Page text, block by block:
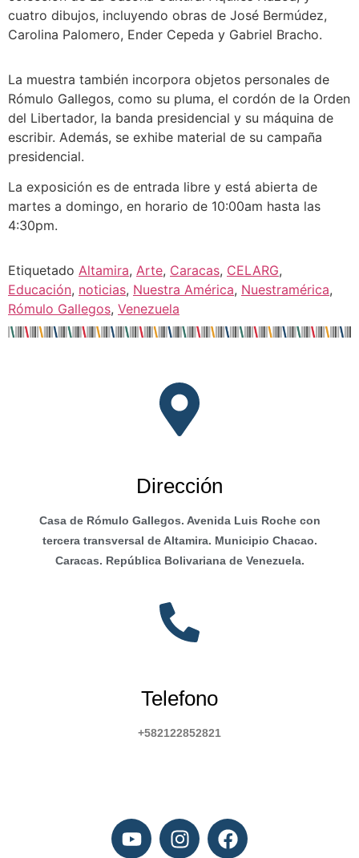
cuatro dibujos, incluyendo obras de José Bermúdez,
Carolina Palomero, Ender Cepeda y Gabriel Bracho.
La muestra también incorpora objetos personales de
Rómulo Gallegos, como su pluma, el cordón de la Orden
del Libertador, la banda presidencial y su máquina de
escribir. Además, se exhibe material de su campaña
presidencial.
La exposición es de entrada libre y está abierta de
martes a domingo, en horario de 10:00am hasta las
4:30pm.
Etiquetado Altamira, Arte, Caracas, CELARG,
Educación, noticias, Nuestra América, Nuestramérica,
Rómulo Gallegos, Venezuela
Dirección
Casa de Rómulo Gallegos. Avenida Luis Roche con
tercera transversal de Altamira. Municipio Chacao.
Caracas. República Bolivariana de Venezuela.
Telefono
+582122852821